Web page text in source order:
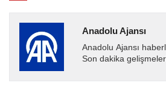
Anadolu Ajansı
Anadolu Ajansı
Son dakika
Ajansı tarafından...